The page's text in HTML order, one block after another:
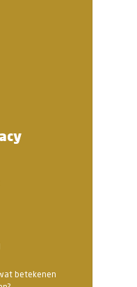
betekenen